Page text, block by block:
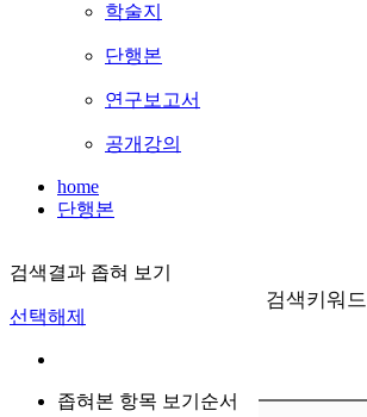
학술지
단행본
연구보고서
공개강의
home
단행본
검색결과 좁혀 보기
선택해제
좁혀본 항목 보기순서
검색키워드